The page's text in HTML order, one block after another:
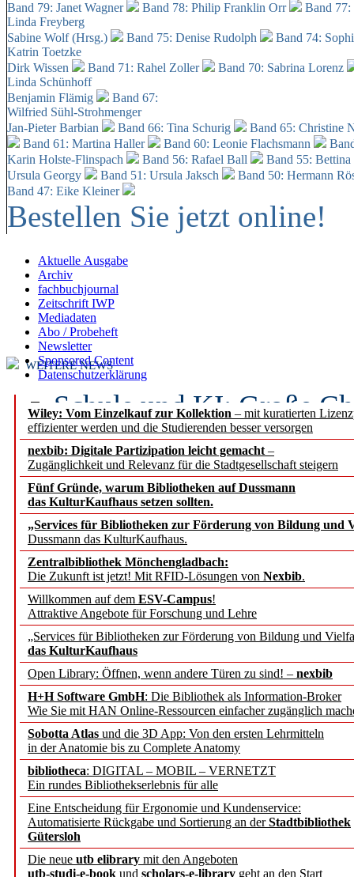
Band 79: Janet Wagner Band 78: Philip Franklin Orr
Band
Linda Freyberg
Sabine Wolf (Hrsg.)
Band 75: Denise Rudolph
Band 74:
Katrin Toetzke
Dirk Wissen
Band 71: Rahel Zoller
Band 70: Sabrina Lorenz
Linda Schünhoff
Benjamin Flämig
Band 67:
Wilfried Sühl-Strohmenger
Jan-Pieter Barbian
Band 66: Tina Schurig
Band 65: Christine
Band 61: Martina Haller
Band 60: Leonie Flachsmann
Karin Holste-Flinspach
Band 56: Rafael Ball
Band 55:
Ursula Georgy
Band 51: Ursula Jaksch Band 50: Hermann
Band 47: Eike Kleiner
Bestellen Sie jetzt online!
Aktuelle Ausgabe
Archiv
fachbuchjournal
Zeitschrift IWP
Mediadaten
Abo / Probeheft
Newsletter
Sponsored Content
Datenschutzerklärung
Wiley: Vom Einzelkauf zur Kollektion – mit kuratierten
effizienter werden und die Studierenden besser versorgen
nexbib: Digitale Partizipation leicht gemacht –
Zugänglichkeit und Relevanz für die Stadtgesellschaft steigern
Fünf Gründe, warum Bibliotheken auf Dussmann
das KulturKaufhaus setzen sollten.
„Services für Bibliotheken zur Förderung von Bildung und
Dussmann das KulturKaufhaus.
Zentralbibliothek Mönchengladbach:
Die Zukunft ist jetzt! Mit RFID-Lösungen von Nexbib.
Willkommen auf dem ESV-Campus!
Attraktive Angebote für Forschung und Lehre
„Services für Bibliotheken zur Förderung von Bildung und
das KulturKaufhaus
Open Library: Öffnen, wenn andere Türen zu sind! – nexbib
H+H Software GmbH: Die Bibliothek als Information-Broker
Wie Sie mit HAN Online-Ressourcen einfacher zugänglich
Sobotta Atlas und die 3D App: Von den ersten Lehrmitteln
in der Anatomie bis zu Complete Anatomy
bibliotheca: DIGITAL – MOBIL – VERNETZT
Ein rundes Bibliothekserlebnis für alle
Eine Entscheidung für Ergonomie und Kundenservice:
Automatisierte Rückgabe und Sortierung an derStadtbibliothek
Gütersloh
Die neue utb elibrary mit den Angeboten
utb-studi-e-book und scholars-e-library geht an den Start
WEITERE NEWS
Schule und KI: Große
Voraussetzungen
Erfolgreiches erstes
Segment Research –
angepasst
konstruktiv!
Mohr Siebeck
und die Zeitschrift für
Francke Attempto
EBSCO Information
Recherchefunktionen in
Sorbisches Institut neu
Geschichte und